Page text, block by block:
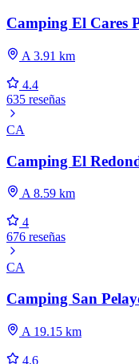
Camping El Cares
A 3.91 km
4.4
635 reseñas
CA
Camping El
A 8.59 km
4
676 reseñas
CA
Camping San
A 19.15 km
4.6